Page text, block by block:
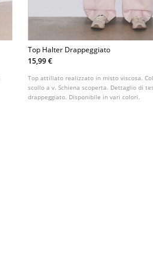
Top Halter Drappeggiato
15,99 €
Top attillato realizzato in misto viscosa.
scollo a v. Schiena scoperta. Dettaglio di
drappeggiato. Disponibile in vari colori.